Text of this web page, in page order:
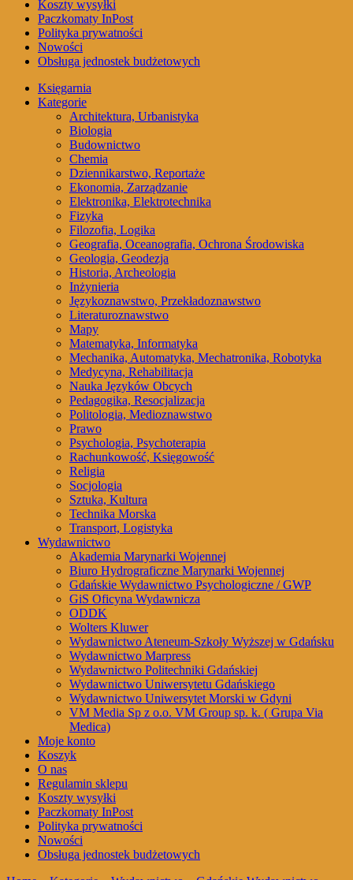
Koszty wysyłki
Paczkomaty InPost
Polityka prywatności
Nowości
Obsługa jednostek budżetowych
Księgarnia
Kategorie
Architektura, Urbanistyka
Biologia
Budownictwo
Chemia
Dziennikarstwo, Reportaże
Ekonomia, Zarządzanie
Elektronika, Elektrotechnika
Fizyka
Filozofia, Logika
Geografia, Oceanografia, Ochrona Środowiska
Geologia, Geodezja
Historia, Archeologia
Inżynieria
Językoznawstwo, Przekładoznawstwo
Literaturoznawstwo
Mapy
Matematyka, Informatyka
Mechanika, Automatyka, Mechatronika, Robotyka
Medycyna, Rehabilitacja
Nauka Języków Obcych
Pedagogika, Resocjalizacja
Politologia, Medioznawstwo
Prawo
Psychologia, Psychoterapia
Rachunkowość, Księgowość
Religia
Socjologia
Sztuka, Kultura
Technika Morska
Transport, Logistyka
Wydawnictwo
Akademia Marynarki Wojennej
Biuro Hydrograficzne Marynarki Wojennej
Gdańskie Wydawnictwo Psychologiczne / GWP
GiS Oficyna Wydawnicza
ODDK
Wolters Kluwer
Wydawnictwo Ateneum-Szkoły Wyższej w Gdańsku
Wydawnictwo Marpress
Wydawnictwo Politechniki Gdańskiej
Wydawnictwo Uniwersytetu Gdańskiego
Wydawnictwo Uniwersytet Morski w Gdyni
VM Media Sp z o.o. VM Group sp. k. ( Grupa Via
Medica)
Moje konto
Koszyk
O nas
Regulamin sklepu
Koszty wysyłki
Paczkomaty InPost
Polityka prywatności
Nowości
Obsługa jednostek budżetowych